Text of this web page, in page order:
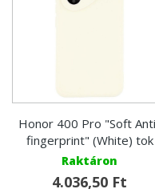
Honor 400 Pro "Soft
fingerprint" (White) tok
Raktáron
4.036,50 Ft